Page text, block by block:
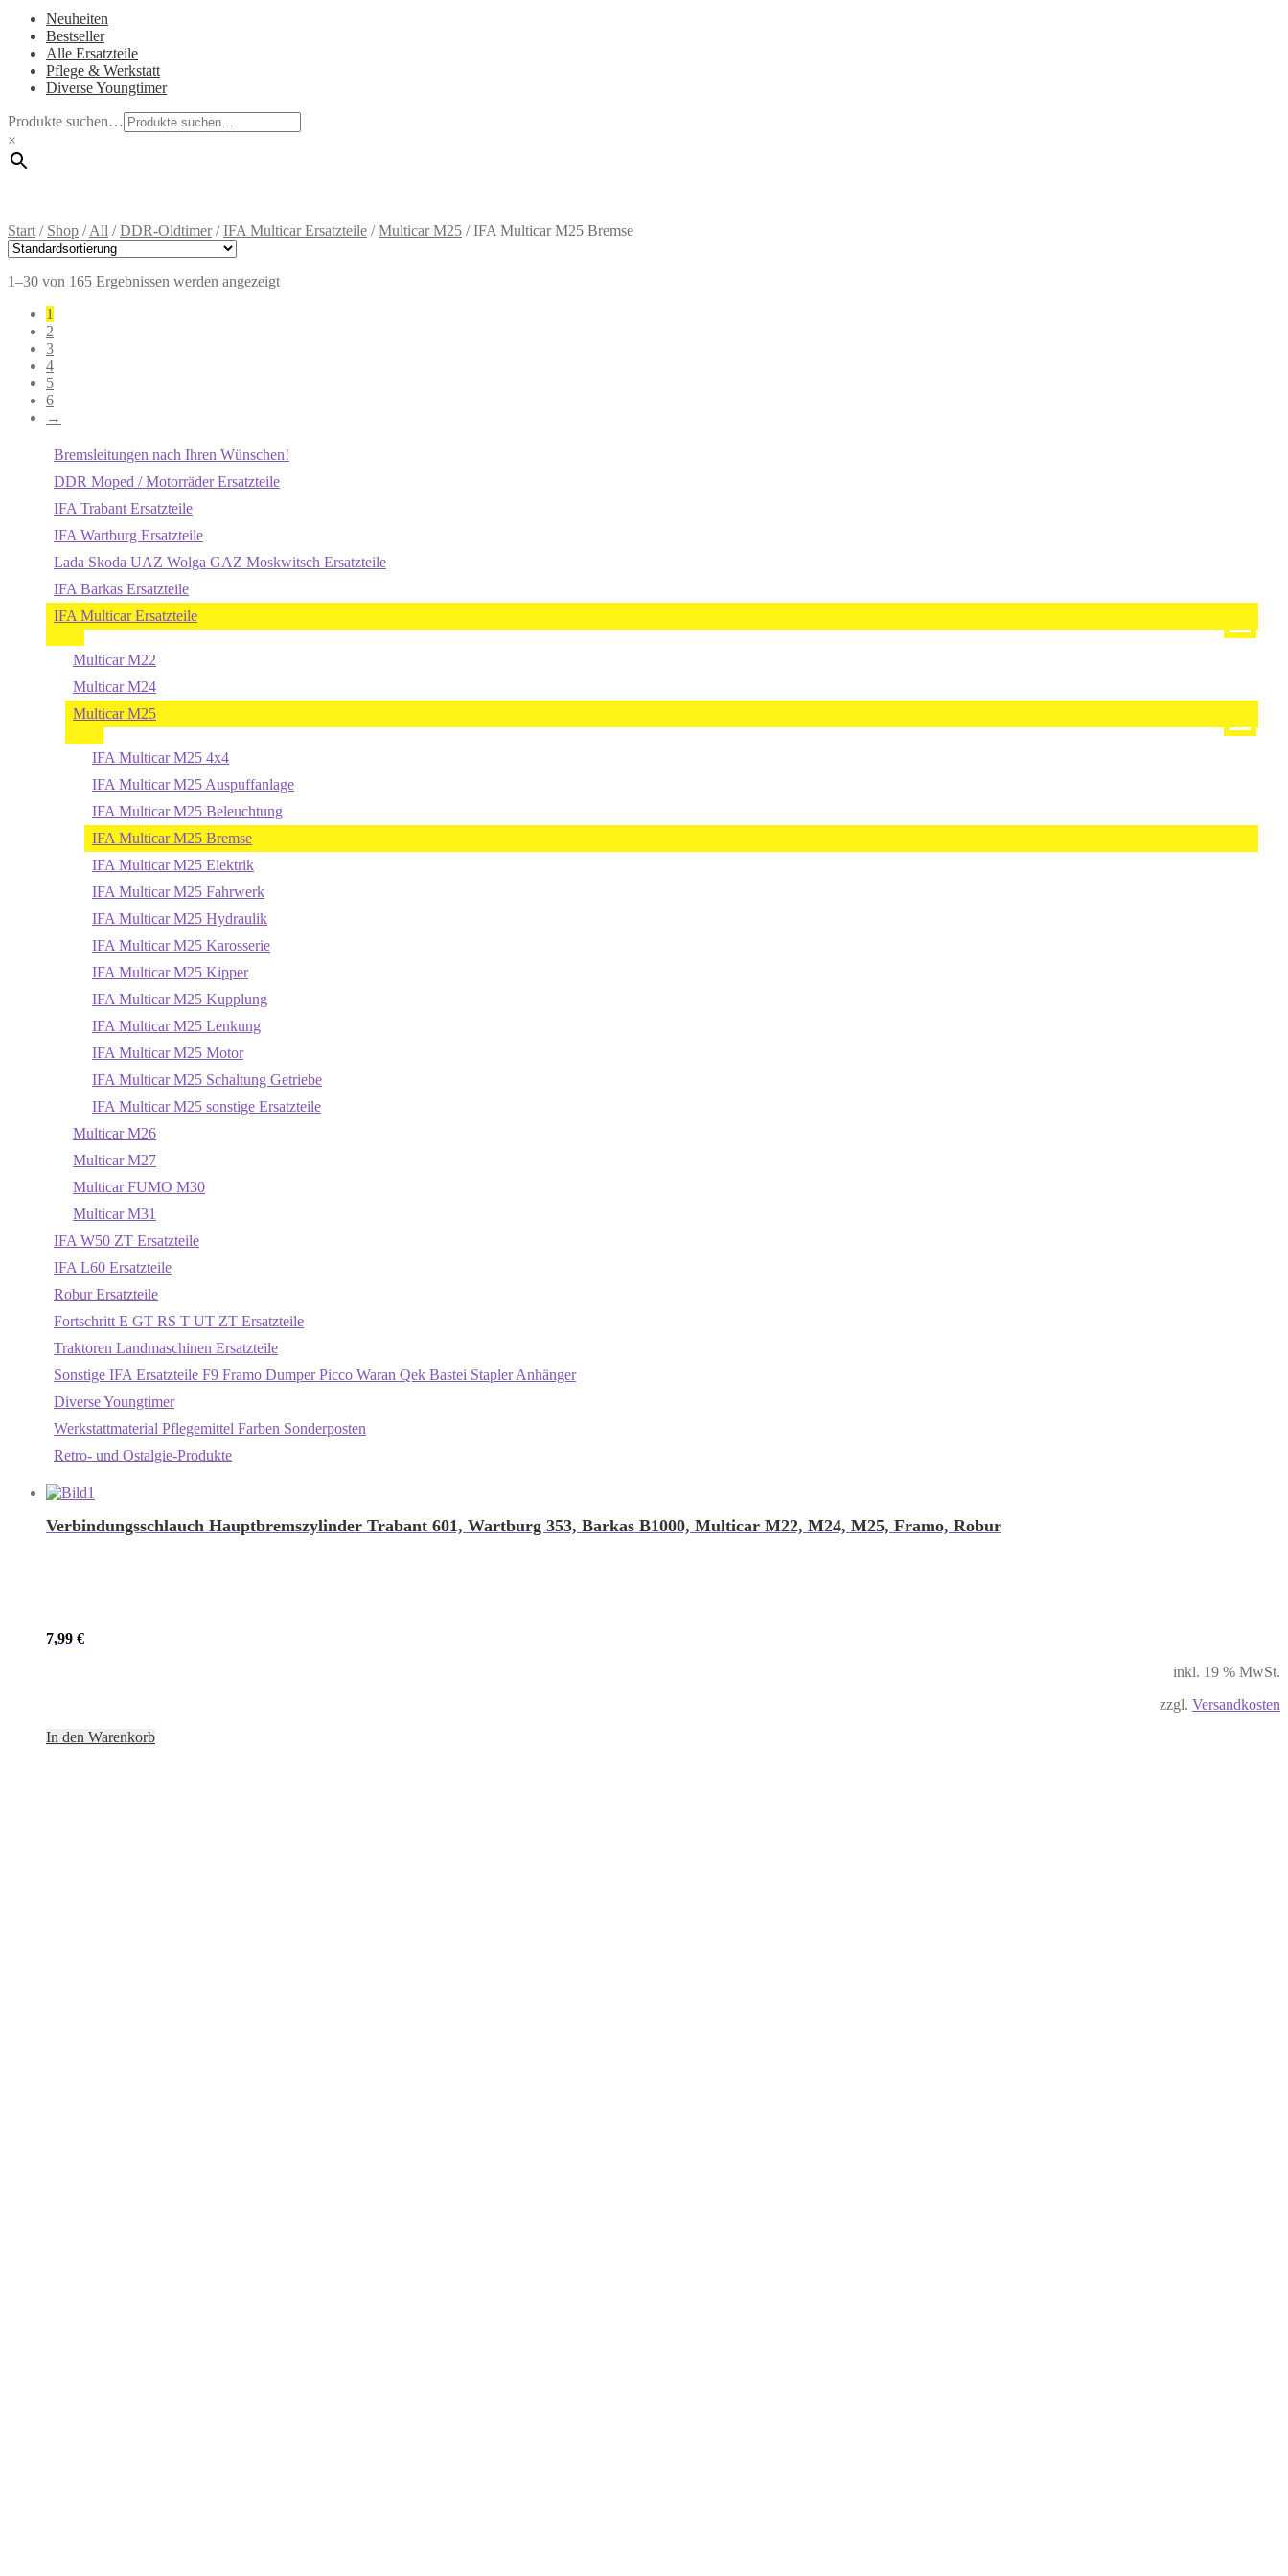
Neuheiten
Bestseller
Alle Ersatzteile
Pflege & Werkstatt
Diverse Youngtimer
Produkte suchen…
×
Start / Shop /All /DDR-Oldtimer/IFA Multicar Ersatzteile /Multicar M25 /IFA Multicar M25 Bremse
1–30 von 165 Ergebnissen werden angezeigt
1
2
3
4
5
6
→
Bremsleitungen nach Ihren Wünschen!
DDR Moped / Motorräder Ersatzteile
IFA Trabant Ersatzteile
IFA Wartburg Ersatzteile
Lada Skoda UAZ Wolga GAZ Moskwitsch Ersatzteile
IFA Barkas Ersatzteile
IFA Multicar Ersatzteile
Multicar M22
Multicar M24
Multicar M25
IFA Multicar M25 4x4
IFA Multicar M25 Auspuffanlage
IFA Multicar M25 Beleuchtung
IFA Multicar M25 Bremse
IFA Multicar M25 Elektrik
IFA Multicar M25 Fahrwerk
IFA Multicar M25 Hydraulik
IFA Multicar M25 Karosserie
IFA Multicar M25 Kipper
IFA Multicar M25 Kupplung
IFA Multicar M25 Lenkung
IFA Multicar M25 Motor
IFA Multicar M25 Schaltung Getriebe
IFA Multicar M25 sonstige Ersatzteile
Multicar M26
Multicar M27
Multicar FUMO M30
Multicar M31
IFA W50 ZT Ersatzteile
IFA L60 Ersatzteile
Robur Ersatzteile
Fortschritt E GT RS T UT ZT Ersatzteile
Traktoren Landmaschinen Ersatzteile
Sonstige IFA Ersatzteile F9 Framo Dumper Picco Waran Qek Bastei Stapler Anhänger
Diverse Youngtimer
Werkstattmaterial Pflegemittel Farben Sonderposten
Retro- und Ostalgie-Produkte
Verbindungsschlauch Hauptbremszylinder Trabant 601, Wartburg 353, Barkas B1000, Multicar M22, M24, M25, Framo, Robur
7,99 €
inkl. 19 % MwSt.
zzgl. Versandkosten
In den Warenkorb